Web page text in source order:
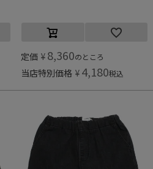
定価 ¥ 8,360のところ
当店特別価格 ¥ 4,180税込